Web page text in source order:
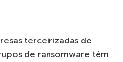
terceirizadas de
de ransomware têm